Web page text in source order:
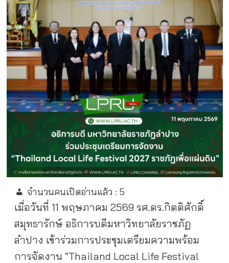
จำนวนคนเปิดอ่านแล้ว : 5
เมื่อวันที่ 11 พฤษภาคม 2569 รศ.ดร.กิตติศักดิ์
สมุทธารักษ์ อธิการบดีมหาวิทยาลัยราชภัฏ
ลำปาง เข้าร่วมการประชุมเตรียมความพร้อม
การจัดงาน “Thailand Local Life Festival